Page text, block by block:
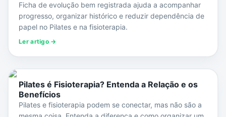
Ficha de evolução bem registrada ajuda a acompanhar
progresso, organizar histórico e reduzir dependência de
papel no Pilates e na fisioterapia.
Ler artigo →
Pilates é Fisioterapia? Entenda a Relação e os
Benefícios
Pilates e fisioterapia podem se conectar, mas não são a